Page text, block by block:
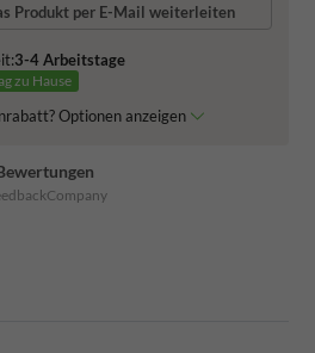
Produkt per E-Mail weiterleiten
3-4 Arbeitstage
zu Hause
Optionen anzeigen